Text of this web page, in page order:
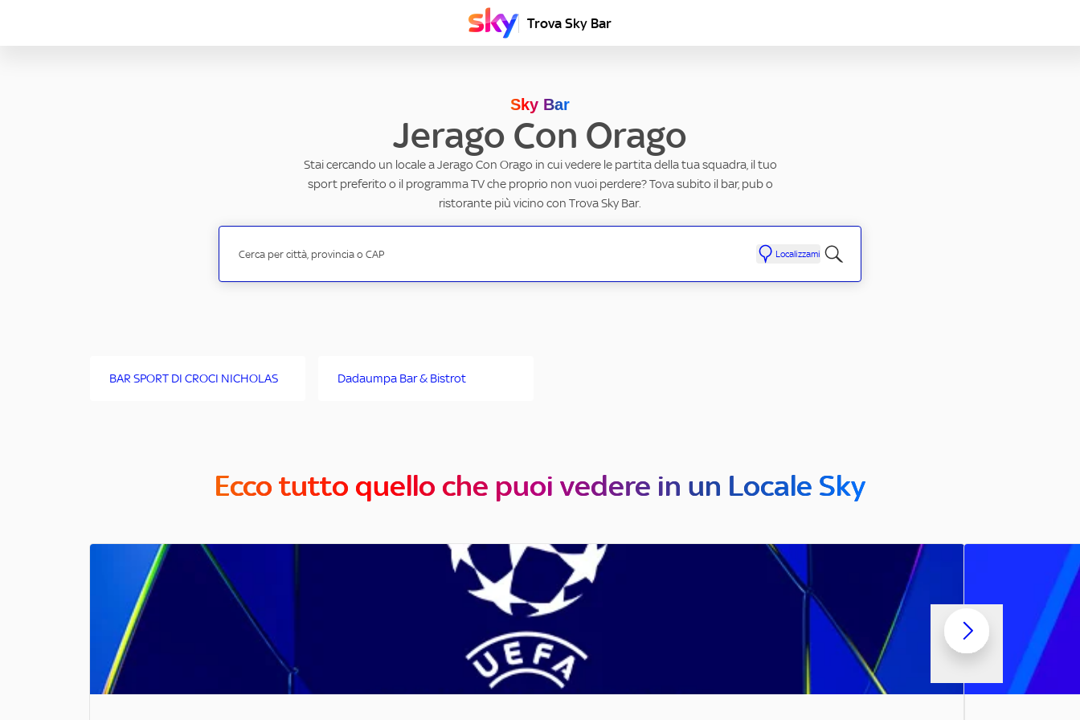
Trova Sky Bar
Sky Bar
Jerago Con Orago
Stai cercando un locale a Jerago Con Orago in cui vedere le partita della tua squadra, il tuo
sport preferito o il programma TV che proprio non vuoi perdere? Tova subito il bar, pub o
ristorante più vicino con Trova Sky Bar.
Localizzami
BAR SPORT DI CROCI NICHOLAS Dadaumpa Bar & Bistrot
Ecco tutto quello che puoi vedere in un Locale Sky